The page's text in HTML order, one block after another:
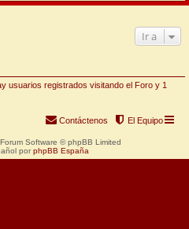
Ir a
usuarios registrados visitando el Foro y 1
El Equipo
Contáctenos
Software © phpBB Limited
por phpBB España